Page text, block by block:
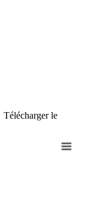
Télécharger le